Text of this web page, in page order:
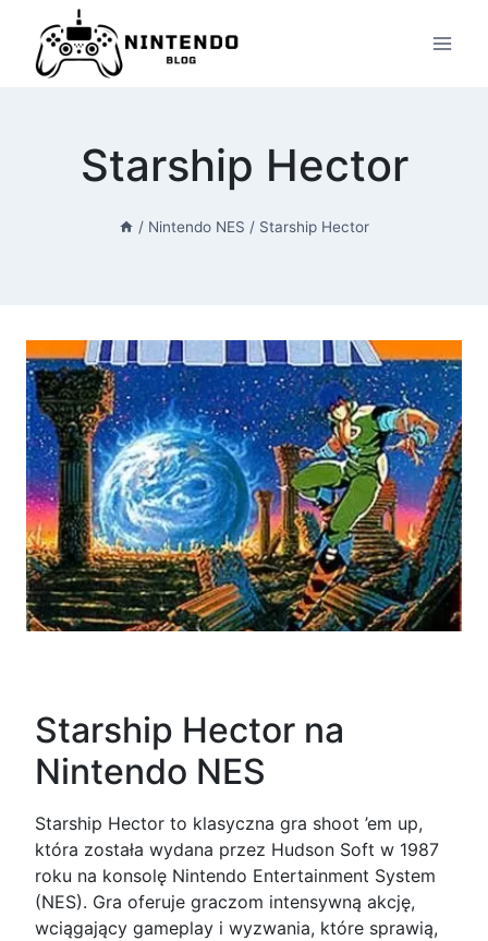
Przeskocz
treści
Starship Hector
/ Nintendo NES / Starship Hector
Starship Hector na
Nintendo NES
Starship Hector to klasyczna gra shoot ’em up,
która została wydana przez Hudson Soft w 1987
roku na konsolę Nintendo Entertainment System
(NES). Gra oferuje graczom intensywną akcję,
wciągający gameplay i wyzwania, które sprawią,